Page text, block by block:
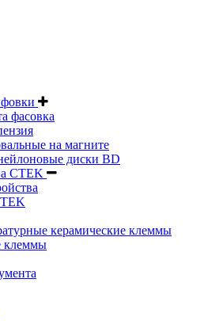
фасовка
на магните
диски BD
CTEK
керамические клеммы
клеммы